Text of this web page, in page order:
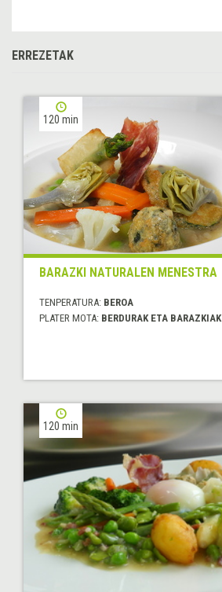
ERREZETAK
120 min
BARAZKI NATURALEN MENESTRA
TENPERATURA: BEROA
PLATER MOTA: BERDURAK ETA BARAZKIAK
120 min